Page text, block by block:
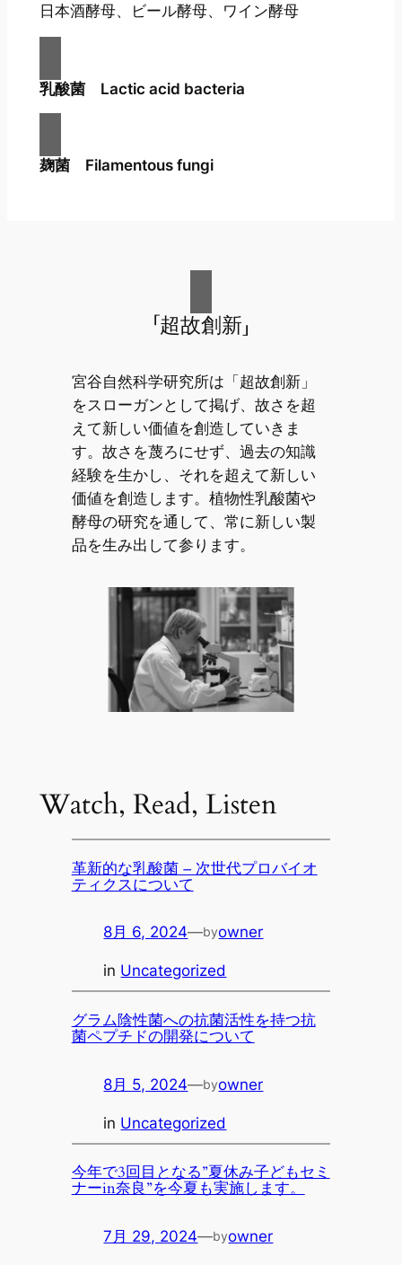
日本酒酵母、ビール酵母、ワイン酵母
乳酸菌 Lactic acid bacteria
麹菌 Filamentous fungi
「超故創新」
宮谷自然科学研究所は「超故創新」
をスローガンとして掲げ、故さを超
えて新しい価値を創造していきま
す。故さを蔑ろにせず、過去の知識
経験を生かし、それを超えて新しい
価値を創造します。植物性乳酸菌や
酵母の研究を通して、常に新しい製
品を生み出して参ります。
Watch, Read, Listen
革新的な乳酸菌 – 次世代プロバイオ
ティクスについて
8月 6, 2024—byowner
in Uncategorized
グラム陰性菌への抗菌活性を持つ抗
菌ペプチドの開発について
8月 5, 2024—byowner
in Uncategorized
今年で3回目となる”夏休み子どもセミ
ナーin奈良”を今夏も実施します。
7月 29, 2024—byowner